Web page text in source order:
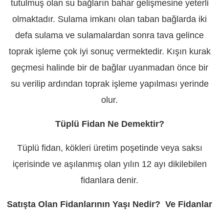
tutulmuş olan su bağların bahar gelişmesine yeterli
olmaktadır. Sulama imkanı olan taban bağlarda iki
defa sulama ve sulamalardan sonra tava gelince
toprak işleme çok iyi sonuç vermektedir. Kışın kurak
geçmesi halinde bir de bağlar uyanmadan önce bir
su verilip ardından toprak işleme yapılması yerinde
olur.
Tüplü Fidan Ne Demektir?
Tüplü fidan, kökleri üretim poşetinde veya saksı
içerisinde ve aşılanmış olan yılın 12 ayı dikilebilen
fidanlara denir.
Satışta Olan Fidanlarının Yaşı Nedir? Ve Fidanlar